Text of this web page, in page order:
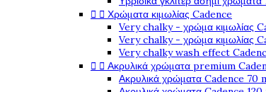
  Χρώματα κιμωλίας Cadence
Very chalky - χρώμα κιμωλίας
Very chalky - χρώμα κιμωλίας
Very chalky wash effect
  Ακρυλικά χρώματα premium
Ακρυλικά χρώματα Cadence 70